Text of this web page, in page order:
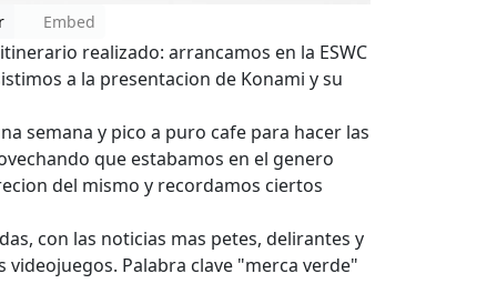
Embed
realizado: arrancamos en la ESWC
a la presentacion de Konami y su
semana y pico a puro cafe para hacer las
que estabamos en el genero
del mismo y recordamos ciertos
con las noticias mas petes, delirantes y
Palabra clave "merca verde"